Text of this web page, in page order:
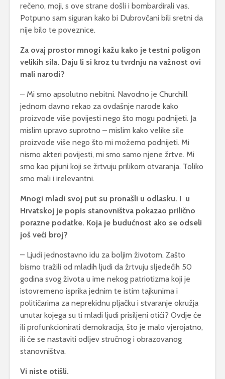
rečeno, moji, s ove strane došli i bombardirali vas.
Potpuno sam siguran kako bi Dubrovčani bili sretni da
nije bilo te poveznice.
Za ovaj prostor mnogi kažu kako je testni poligon
velikih sila. Daju li si kroz tu tvrdnju na važnost ovi
mali narodi?
– Mi smo apsolutno nebitni. Navodno je Churchill
jednom davno rekao za ovdašnje narode kako
proizvode više povijesti nego što mogu podnijeti. Ja
mislim upravo suprotno – mislim kako velike sile
proizvode više nego što mi možemo podnijeti. Mi
nismo akteri povijesti, mi smo samo njene žrtve. Mi
smo kao pijuni koji se žrtvuju prilikom otvaranja. Toliko
smo mali i irelevantni.
Mnogi mladi svoj put su pronašli u odlasku. I u
Hrvatskoj je popis stanovništva pokazao prilično
porazne podatke. Koja je budućnost ako se odseli
još veći broj?
– Ljudi jednostavno idu za boljim životom. Zašto
bismo tražili od mladih ljudi da žrtvuju sljedećih 50
godina svog života u ime nekog patriotizma koji je
istovremeno isprika jednim te istim tajkunima i
političarima za neprekidnu pljačku i stvaranje okružja
unutar kojega su ti mladi ljudi prisiljeni otići? Ovdje će
ili profunkcionirati demokracija, što je malo vjerojatno,
ili će se nastaviti odljev stručnog i obrazovanog
stanovništva.
Vi niste otišli.